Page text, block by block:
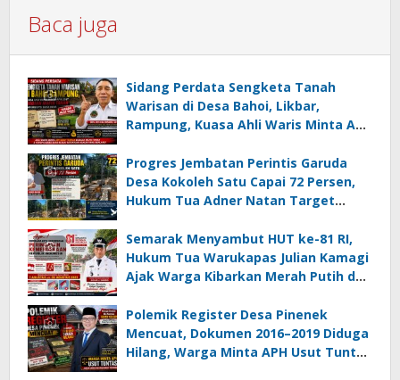
Baca juga
Sidang Perdata Sengketa Tanah
Warisan di Desa Bahoi, Likbar,
Rampung, Kuasa Ahli Waris Minta APH
Korupsi Dandes
Progres Jembatan Perintis Garuda
Desa Kokoleh Satu Capai 72 Persen,
Hukum Tua Adner Natan Target
Semarak Menyambut HUT ke-81 RI,
Hukum Tua Warukapas Julian Kamagi
Ajak Warga Kibarkan Merah Putih dan
Polemik Register Desa Pinenek
Mencuat, Dokumen 2016–2019 Diduga
Hilang, Warga Minta APH Usut Tuntas